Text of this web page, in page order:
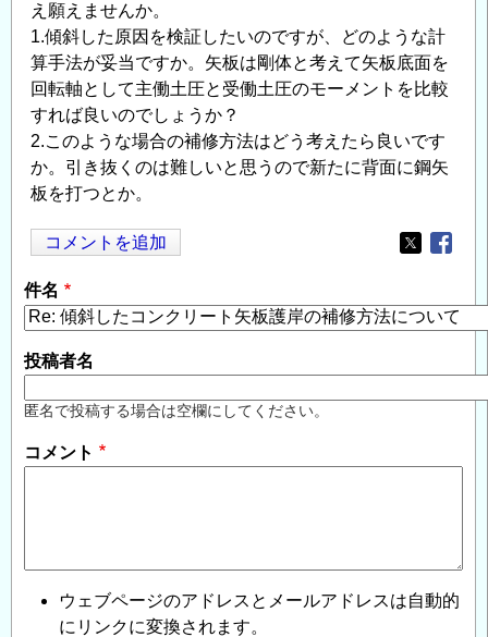
え願えませんか。
1.傾斜した原因を検証したいのですが、どのような計
算手法が妥当ですか。矢板は剛体と考えて矢板底面を
回転軸として主働土圧と受働土圧のモーメントを比較
すれば良いのでしょうか？
2.このような場合の補修方法はどう考えたら良いです
か。引き抜くのは難しいと思うので新たに背面に鋼矢
板を打つとか。
コメントを追加
Opens in
件名
投稿者名
匿名で投稿する場合は空欄にしてください。
コメント
ウェブページのアドレスとメールアドレスは自動的
にリンクに変換されます。